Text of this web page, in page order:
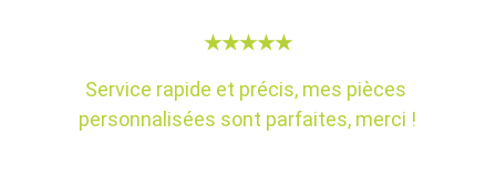
Service rapide et précis, mes pièces
personnalisées sont parfaites, merci !
★★★★★